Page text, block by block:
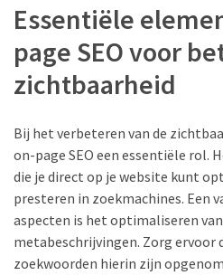
MOST
USED
CATEGORIES
Tips
Finanzielles
(5)
Garten
(3)
Essentiële
page SEO voor
zichtbaarheid
Bij het verbeteren van de
on-page SEO een essentiële rol.
die je direct op je website kunt
presteren in zoekmachines. Een
aspecten is het optimaliseren
metabeschrijvingen. Zorg ervoor
zoekwoorden hierin zijn